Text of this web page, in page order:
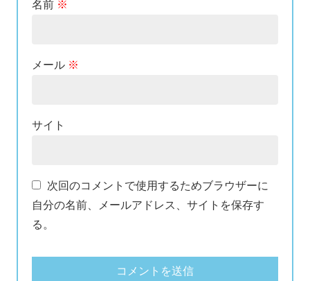
名前 ※
メール ※
サイト
次回のコメントで使用するためブラウザーに
自分の名前、メールアドレス、サイトを保存す
る。